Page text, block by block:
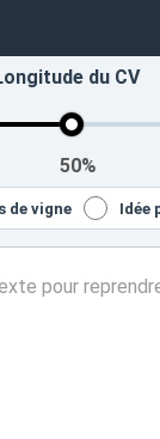
du CV
50%
de vigne Idée